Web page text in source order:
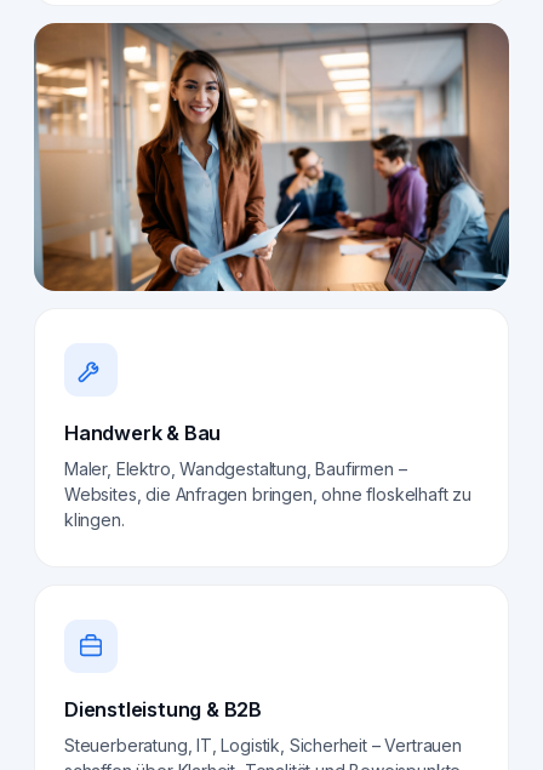
Handwerk & Bau
Maler, Elektro, Wandgestaltung, Baufirmen –
Websites, die Anfragen bringen, ohne floskelhaft zu
klingen.
Dienstleistung & B2B
Steuerberatung, IT, Logistik, Sicherheit – Vertrauen